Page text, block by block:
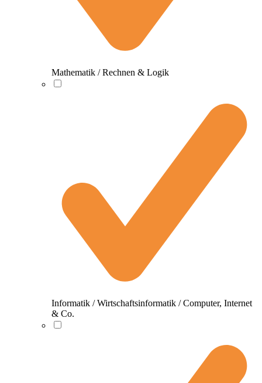
Mathematik / Rechnen & Logik
Informatik / Wirtschaftsinformatik / Computer, Internet
& Co.